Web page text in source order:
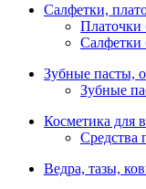
Салфетки,
Зубные пасты,
Зубные
Косметика для
Средства
Ведра, тазы,